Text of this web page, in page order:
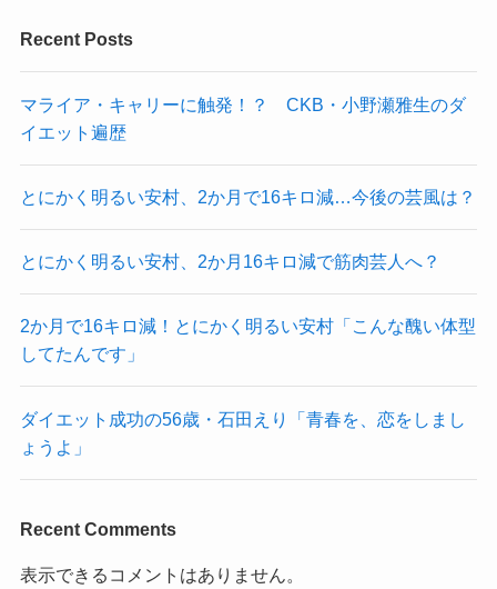
Recent Posts
マライア・キャリーに触発！？ CKB・小野瀬雅生のダ
イエット遍歴
とにかく明るい安村、2か月で16キロ減…今後の芸風は？
とにかく明るい安村、2か月16キロ減で筋肉芸人へ？
2か月で16キロ減！とにかく明るい安村「こんな醜い体型
してたんです」
ダイエット成功の56歳・石田えり「青春を、恋をしまし
ょうよ」
Recent Comments
表示できるコメントはありません。